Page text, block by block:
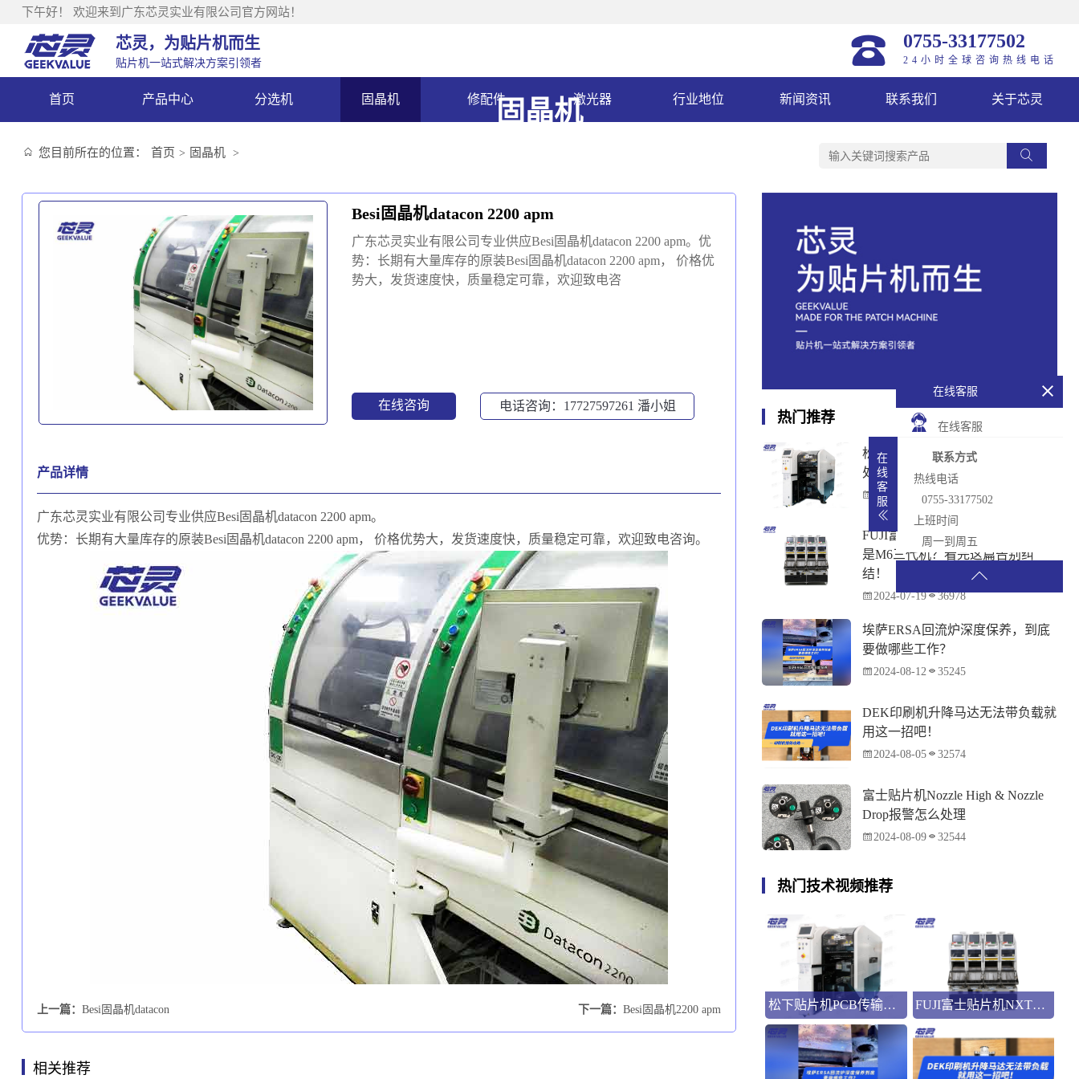
下午好！ 欢迎来到广东芯灵实业有限公司官方网站！
芯灵，为贴片机而生
贴片机一站式解决方案引领者
0755-33177502
24小时全球咨询热线电话
首页 产品中心 分选机 固晶机 修配件 激光器 行业地位 新闻资讯 联系我们 关于芯灵
固晶机
您目前所在的位置： 首页 > 固晶机 >
Besi固晶机datacon 2200 apm
广东芯灵实业有限公司专业供应Besi固晶机datacon 2200 apm。优
势：长期有大量库存的原装Besi固晶机datacon 2200 apm， 价格优
势大，发货速度快，质量稳定可靠，欢迎致电咨
在线咨询 电话咨询：17727597261 潘小姐
产品详情
广东芯灵实业有限公司专业供应Besi固晶机datacon 2200 apm。
优势：长期有大量库存的原装Besi固晶机datacon 2200 apm， 价格优势大，发货速度快，质量稳定可靠，欢迎致电咨询。
上一篇： Besi固晶机datacon 下一篇：Besi固晶机2200 apm
相关推荐
热门推荐
松下贴片机PCB传输不畅的原因与
处理方法
2024-08-28 51254
FUJI富士贴片机NXT3选M3 III还
是M6三代机？看完这篇告别纠
结！
2024-07-19 36978
埃萨ERSA回流炉深度保养，到底
要做哪些工作？
2024-08-12 35245
DEK印刷机升降马达无法带负载就
用这一招吧！
2024-08-05 32574
富士贴片机Nozzle High & Nozzle
Drop报警怎么处理
2024-08-09 32544
热门技术视频推荐
松下贴片机PCB传输不畅的原因与处理方法 FUJI富士贴片机NXT3选M3 III还是M6三代机？看完这篇告别纠结！
在线客服
在线客服
联系方式
热线电话
0755-33177502
上班时间
周一到周五
在
线
客
服